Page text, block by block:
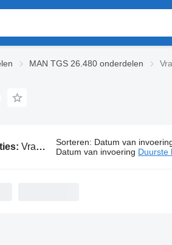
MAN TGS 26.480 onderdelen
Vrachtwagen MAN TGS 26.480 onderdelen Sorteren: Datum van
Datum van invoering Duurste